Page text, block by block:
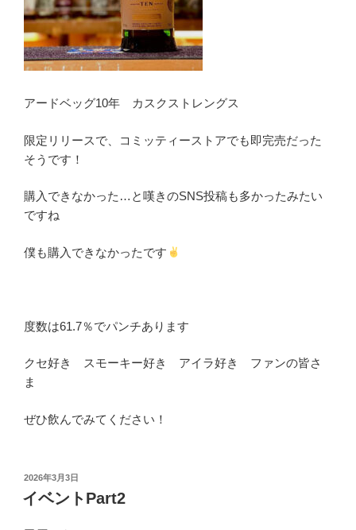
アードベッグ10年 カスクストレングス
限定リリースで、コミッティーストアでも即完売だった
そうです！
購入できなかった…と嘆きのSNS投稿も多かったみたい
ですね
僕も購入できなかったです
度数は61.7％でパンチあります
クセ好き スモーキー好き アイラ好き ファンの皆さ
ま
ぜひ飲んでみてください！
投
日:
2026年3月3日
イベントPart2